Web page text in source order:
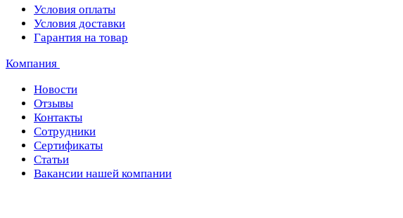
Условия оплаты
Условия доставки
Гарантия на товар
Компания
Новости
Отзывы
Контакты
Сотрудники
Сертификаты
Статьи
Вакансии нашей компании